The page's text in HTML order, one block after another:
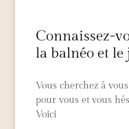
Connaissez-
la balnéo et le
Vous cherchez à
pour vous et vous
Voici